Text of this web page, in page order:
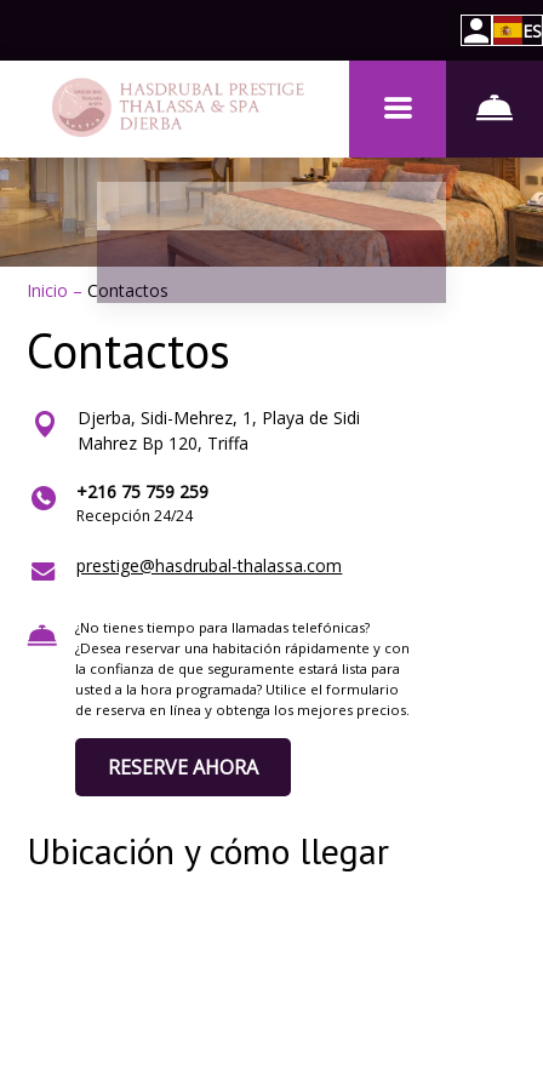
ES
Inicio –Contactos
Contactos
Djerba, Sidi-Mehrez, 1, Playa de Sidi
Mahrez Bp 120, Triffa
+216 75 759 259
Recepción 24/24
prestige@hasdrubal-thalassa.com
¿No tienes tiempo para llamadas telefónicas?
¿Desea reservar una habitación rápidamente y con
la confianza de que seguramente estará lista para
usted a la hora programada? Utilice el formulario
de reserva en línea y obtenga los mejores precios.
RESERVE AHORA
Ubicación y cómo llegar